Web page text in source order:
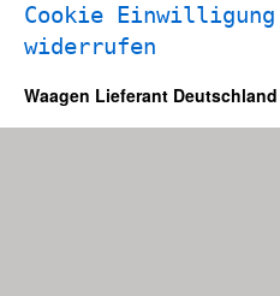
Cookie Einwilligung
widerrufen
Waagen Lieferant Deutschland